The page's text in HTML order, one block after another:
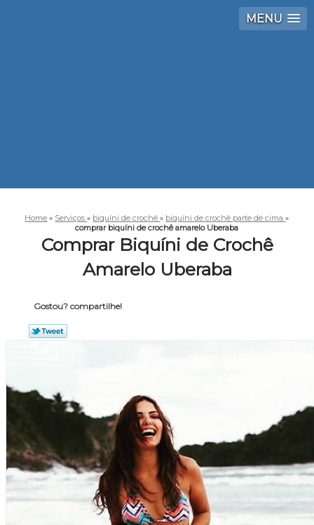
MENU
Home » Serviços» biquíni de crochê» biquíni de crochê parte de cima»
comprar biquíni de crochê amarelo Uberaba
Comprar Biquíni de Crochê
Amarelo Uberaba
Gostou? compartilhe!